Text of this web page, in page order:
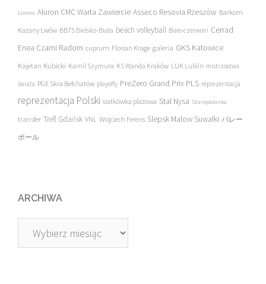
Lorenc Aluron CMC Warta Zawiercie Asseco Resovia Rzeszów Barkom
Każany Lwów BBTS Bielsko-Biała beach volleyball Biało-czerwoni Cerrad
Enea Czarni Radom cuprum Florian Krage galeria GKS Katowice
Kajetan Kubicki Kamil Szymura KS Wanda Kraków LUK Lublin mistrzostwa
świata PGE Skra Bełchatów playoffy PreZero Grand Prix PLS reprezentacja
reprezentacja Polski siatkówka plażowa Stal Nysa Staropolanka
transfer Trefl Gdańsk VNL Wojciech Ferens Ślepsk Malow Suwałki バレー
ボール
ARCHIWA
Archiwa